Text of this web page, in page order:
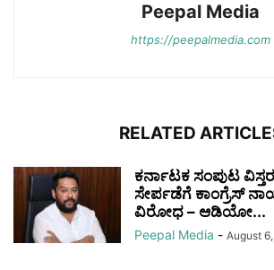
Peepal Media
https://peepalmedia.com
RELATED
ಕರ್ನಾಟಕ ಸಂಪುಟ
ಸೇರ್ಪಡೆಗೆ ಕಾಂಗ್ರೆಸ್
ವಿರೋಧ – ಆಡಿಯೋ...
Peepal Media - August